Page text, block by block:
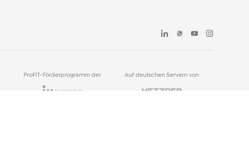
ProFIT-Förderprogramm der Auf deutschen Servern von